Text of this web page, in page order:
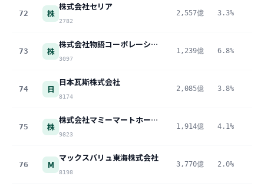
72 株
株式会社セリア
2782
2,557億 3.3%
73 株
株式会社物語コーポレーション
3097
1,239億 6.8%
74 日
日本瓦斯株式会社
8174
2,085億 3.8%
75 株
株式会社マミーマートホールディングス
9823
1,914億 4.1%
76 M
マックスバリュ東海株式会社
8198
3,770億 2.0%